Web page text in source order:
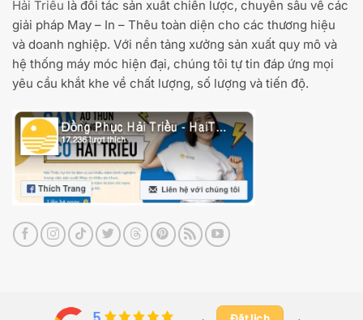
Hải Triều là đối tác sản xuất chiến lược, chuyên sâu về các
giải pháp May – In – Thêu toàn diện cho các thương hiệu
và doanh nghiệp. Với nền tảng xưởng sản xuất quy mô và
hệ thống máy móc hiện đại, chúng tôi tự tin đáp ứng mọi
yêu cầu khắt khe về chất lượng, số lượng và tiến độ.